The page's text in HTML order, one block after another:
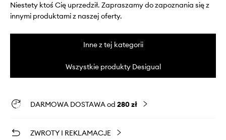
Niestety ktoś Cię uprzedził. Zapraszamy do zapoznania się z
innymi produktami z naszej oferty.
Inne z tej kategorii
Wszystkie produkty Desigual
DARMOWA DOSTAWA od 280 zł
ZWROTY I REKLAMACJE